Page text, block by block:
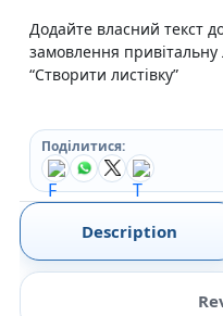
Додайте власний текст
замовлення привітальну
“Створити листівку”
Поділитися:
Description